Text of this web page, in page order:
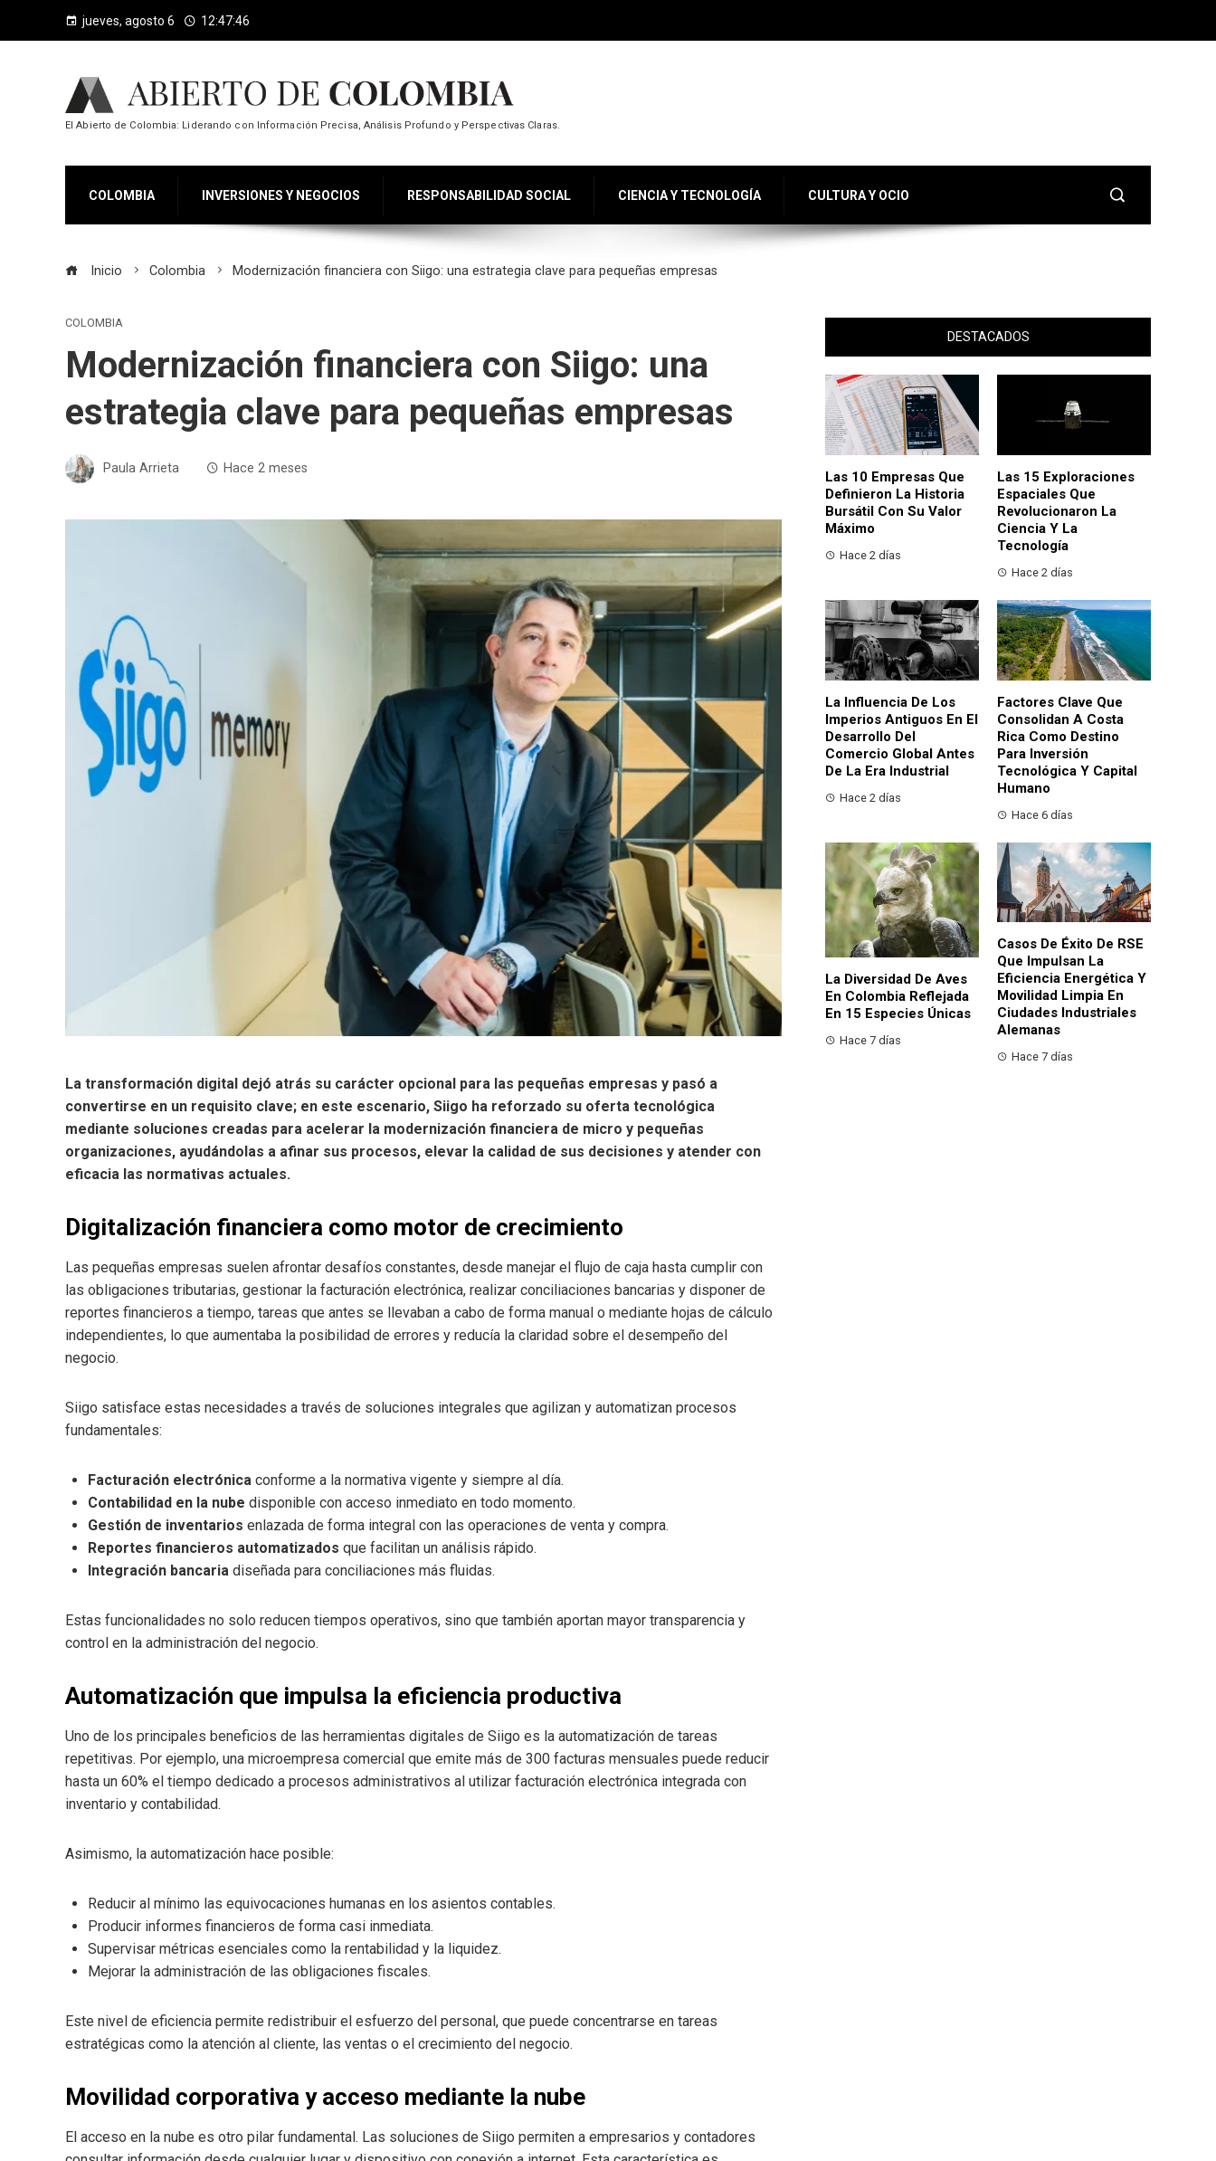
jueves, agosto 6 12:47:47
El Abierto de Colombia: Liderando con Información Precisa, Análisis Profundo y Perspectivas Claras.
COLOMBIA INVERSIONES Y NEGOCIOS RESPONSABILIDAD SOCIAL CIENCIA Y TECNOLOGÍA CULTURA Y OCIO
Inicio Colombia Modernización financiera con Siigo: una estrategia clave para pequeñas empresas
COLOMBIA
Modernización financiera con Siigo: una
estrategia clave para pequeñas empresas
Paula Arrieta Hace 2 meses
La transformación digital dejó atrás su carácter opcional para las pequeñas empresas y pasó a
convertirse en un requisito clave; en este escenario, Siigo ha reforzado su oferta tecnológica
mediante soluciones creadas para acelerar la modernización financiera de micro y pequeñas
organizaciones, ayudándolas a afinar sus procesos, elevar la calidad de sus decisiones y atender con
eficacia las normativas actuales.
Digitalización financiera como motor de crecimiento
Las pequeñas empresas suelen afrontar desafíos constantes, desde manejar el flujo de caja hasta cumplir con
las obligaciones tributarias, gestionar la facturación electrónica, realizar conciliaciones bancarias y disponer de
reportes financieros a tiempo, tareas que antes se llevaban a cabo de forma manual o mediante hojas de cálculo
independientes, lo que aumentaba la posibilidad de errores y reducía la claridad sobre el desempeño del
negocio.
Siigo satisface estas necesidades a través de soluciones integrales que agilizan y automatizan procesos
fundamentales:
Facturación electrónica conforme a la normativa vigente y siempre al día.
Contabilidad en la nube disponible con acceso inmediato en todo momento.
Gestión de inventarios enlazada de forma integral con las operaciones de venta y compra.
Reportes financieros automatizados que facilitan un análisis rápido.
Integración bancaria diseñada para conciliaciones más fluidas.
Estas funcionalidades no solo reducen tiempos operativos, sino que también aportan mayor transparencia y
control en la administración del negocio.
Automatización que impulsa la eficiencia productiva
Uno de los principales beneficios de las herramientas digitales de Siigo es la automatización de tareas
repetitivas. Por ejemplo, una microempresa comercial que emite más de 300 facturas mensuales puede reducir
hasta un 60% el tiempo dedicado a procesos administrativos al utilizar facturación electrónica integrada con
inventario y contabilidad.
Asimismo, la automatización hace posible:
Reducir al mínimo las equivocaciones humanas en los asientos contables.
Producir informes financieros de forma casi inmediata.
Supervisar métricas esenciales como la rentabilidad y la liquidez.
Mejorar la administración de las obligaciones fiscales.
Este nivel de eficiencia permite redistribuir el esfuerzo del personal, que puede concentrarse en tareas
estratégicas como la atención al cliente, las ventas o el crecimiento del negocio.
Movilidad corporativa y acceso mediante la nube
El acceso en la nube es otro pilar fundamental. Las soluciones de Siigo permiten a empresarios y contadores
DESTACADOS
Las 10 Empresas Que
Definieron La Historia
Bursátil Con Su Valor
Máximo
Hace 2 días
Las 15 Exploraciones
Espaciales Que
Revolucionaron La
Ciencia Y La
Tecnología
Hace 2 días
La Influencia De Los
Imperios Antiguos En El
Desarrollo Del
Comercio Global Antes
De La Era Industrial
Hace 2 días
Factores Clave Que
Consolidan A Costa
Rica Como Destino
Para Inversión
Tecnológica Y Capital
Humano
Hace 6 días
La Diversidad De Aves
En Colombia Reflejada
En 15 Especies Únicas
Hace 7 días
Casos De Éxito De RSE
Que Impulsan La
Eficiencia Energética Y
Movilidad Limpia En
Ciudades Industriales
Alemanas
Hace 7 días